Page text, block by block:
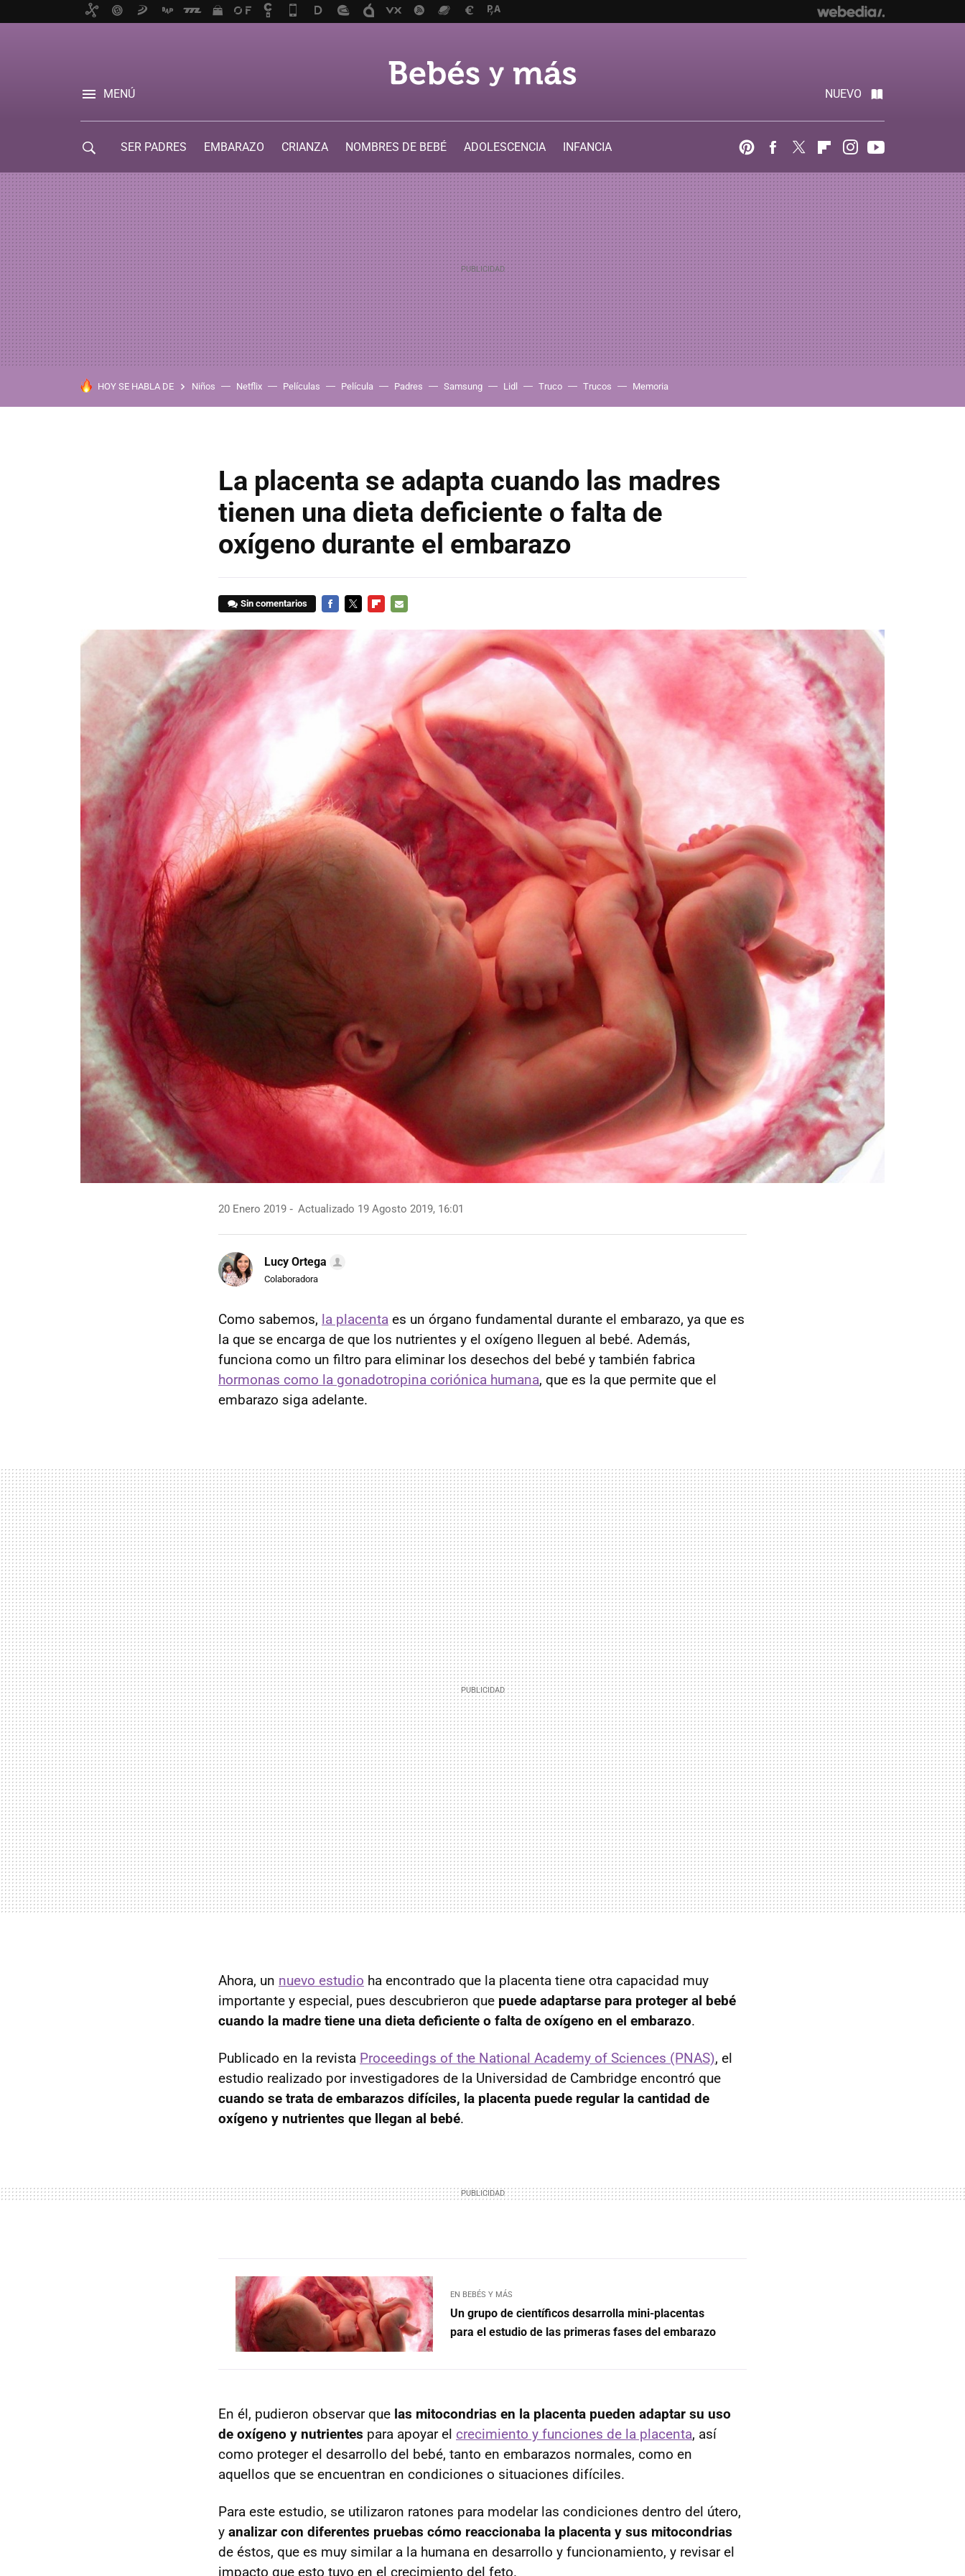
MENÚ NUEVO
SER PADRES EMBARAZO CRIANZA NOMBRES DE BEBÉ ADOLESCENCIA
INFANCIA
PinterestFacebook
Twitter FlipboardInstagram
HOY SE HABLA DE Niños Netflix Películas Película Padres Samsung Lidl Truco Trucos Memoria
La placenta se adapta cuando las madres
tienen una dieta deficiente o falta de
oxígeno durante el embarazo
Sin comentarios
20 Enero 2019 Actualizado 19 Agosto 2019, 16:01
Lucy Ortega
Colaboradora
Como sabemos, la placenta es un órgano fundamental durante el embarazo, ya que es
la que se encarga de que los nutrientes y el oxígeno lleguen al bebé. Además,
funciona como un filtro para eliminar los desechos del bebé y también fabrica
hormonas como la gonadotropina coriónica humana, que es la que permite que el
embarazo siga adelante.
Ahora, un nuevo estudio ha encontrado que la placenta tiene otra capacidad muy
importante y especial, pues descubrieron que puede adaptarse para proteger al bebé
cuando la madre tiene una dieta deficiente o falta de oxígeno en el embarazo.
Publicado en la revista Proceedings of the National Academy of Sciences (PNAS), el
estudio realizado por investigadores de la Universidad de Cambridge encontró que
cuando se trata de embarazos difíciles, la placenta puede regular la cantidad de
oxígeno y nutrientes que llegan al bebé.
EN BEBÉS Y MÁS
Un grupo de científicos desarrolla mini-placentas
para el estudio de las primeras fases del embarazo
En él, pudieron observar que las mitocondrias en la placenta pueden adaptar su uso
de oxígeno y nutrientes para apoyar el crecimiento y funciones de la placenta, así
como proteger el desarrollo del bebé, tanto en embarazos normales, como en
aquellos que se encuentran en condiciones o situaciones difíciles.
Para este estudio, se utilizaron ratones para modelar las condiciones dentro del útero,
y analizar con diferentes pruebas cómo reaccionaba la placenta y sus mitocondrias
de éstos, que es muy similar a la humana en desarrollo y funcionamiento, y revisar el
impacto que esto tuvo en el crecimiento del feto.